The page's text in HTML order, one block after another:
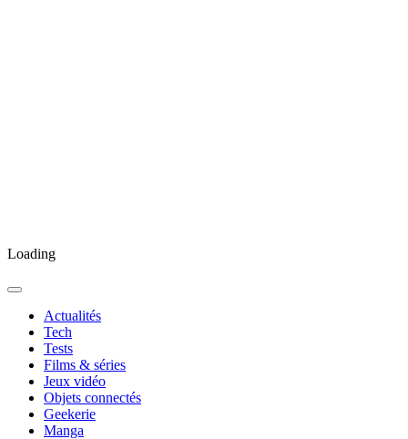
Loading
Actualités
Tech
Tests
Films & séries
Jeux vidéo
Objets connectés
Geekerie
Manga